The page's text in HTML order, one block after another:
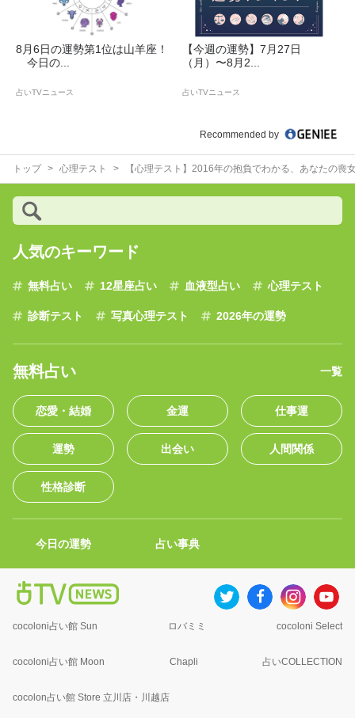
8月6日の運勢第1位は山羊座！
今日の...
占いTVニュース
【今週の運勢】7月27日
（月）〜8月2...
占いTVニュース
Recommended by
トップ 心理テスト 【心理テスト】2016年の抱負でわかる、あなたの喪
人気のキーワード
無料占い 12星座占い 血液型占い 心理テスト
診断テスト 写真心理テスト 2026年の運勢
無料占い 一覧
恋愛・結婚 金運 仕事運
運勢 出会い 人間関係
性格診断
今日の運勢 占い事典
cocoloni占い館 Sun ロバミミ cocoloni Select
cocoloni占い館 Moon Chapli 占いCOLLECTION
cocolon占い館 Store 立川店・川越店